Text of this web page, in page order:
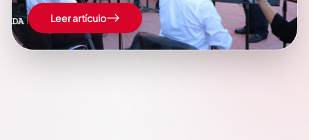
objetivo es fortalecer la cultura artística y musical de los
nicaragüenses. Esta obra de evolución en la educación
artística de Nicaragua está ubicada en…
Leer artículo